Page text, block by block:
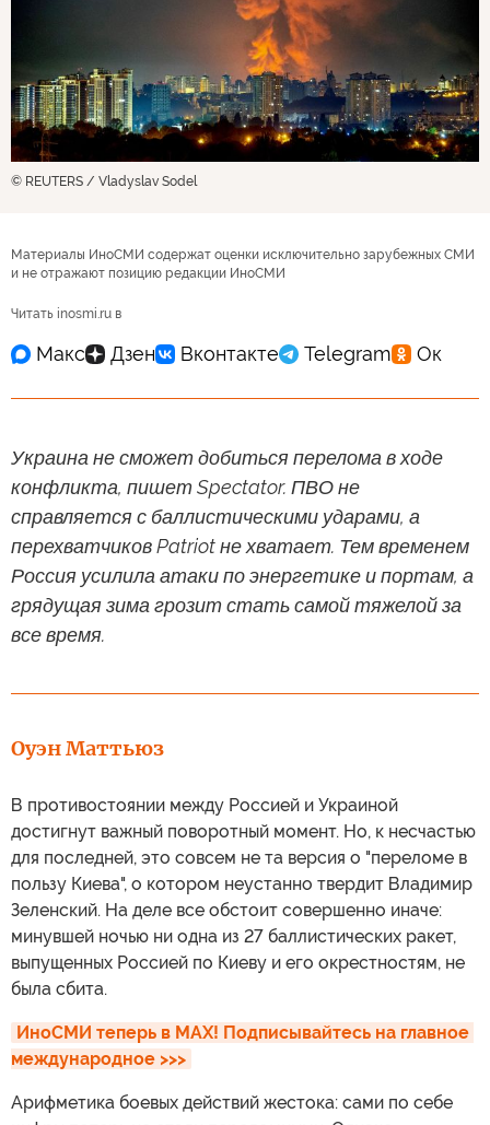
© REUTERS / Vladyslav Sodel
Материалы ИноСМИ содержат оценки исключительно зарубежных СМИ
и не отражают позицию редакции ИноСМИ
Читать inosmi.ru в
Украина не сможет добиться перелома в ходе
конфликта, пишет Spectator. ПВО не
справляется с баллистическими ударами, а
перехватчиков Patriot не хватает. Тем временем
Россия усилила атаки по энергетике и портам, а
грядущая зима грозит стать самой тяжелой за
все время.
Оуэн Маттьюз
В противостоянии между Россией и Украиной
достигнут важный поворотный момент. Но, к несчастью
для последней, это совсем не та версия о "переломе в
пользу Киева", о котором неустанно твердит Владимир
Зеленский. На деле все обстоит совершенно иначе:
минувшей ночью ни одна из 27 баллистических ракет,
выпущенных Россией по Киеву и его окрестностям, не
была сбита.
ИноСМИ теперь в MAX! Подписывайтесь на главное
международное >>>
Арифметика боевых действий жестока: сами по себе